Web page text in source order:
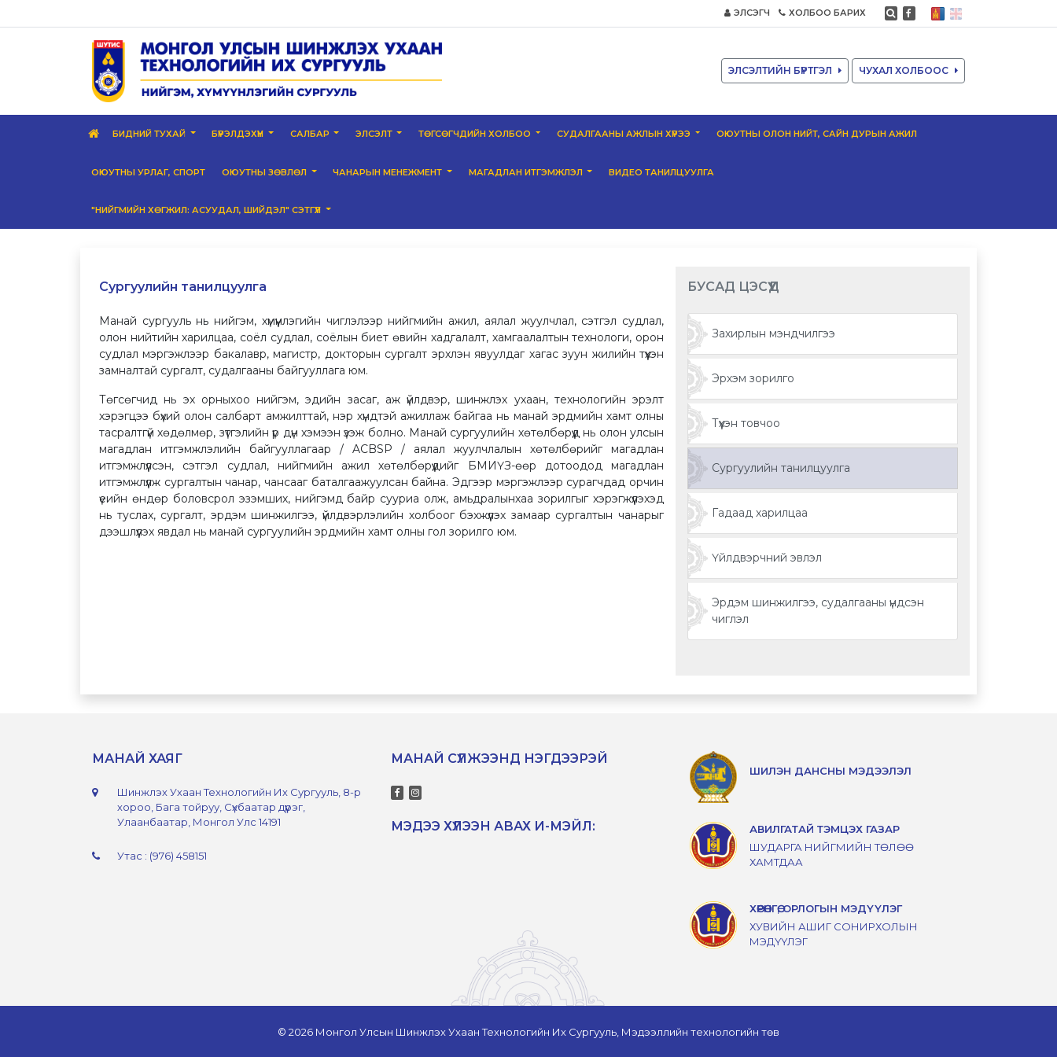
ЭЛСЭГЧ ХОЛБОО БАРИХ
ЭЛСЭЛТИЙН БҮРТГЭЛ ЧУХАЛ ХОЛБООС
БИДНИЙ ТУХАЙ БҮРЭЛДЭХҮҮН САЛБАР ЭЛСЭЛТ ТӨГСӨГЧДИЙН ХОЛБОО СУДАЛГААНЫ АЖЛЫН ХҮРЭЭ ОЮУТНЫ ОЛОН НИЙТ, САЙН ДУРЫН АЖИЛ
ОЮУТНЫ УРЛАГ, СПОРТ ОЮУТНЫ ЗӨВЛӨЛ ЧАНАРЫН МЕНЕЖМЕНТ МАГАДЛАН ИТГЭМЖЛЭЛ ВИДЕО ТАНИЛЦУУЛГА
"НИЙГМИЙН ХӨГЖИЛ: АСУУДАЛ, ШИЙДЭЛ" СЭТГҮҮЛ
Сургуулийн танилцуулга
Манай сургууль нь нийгэм, хүмүүнлэгийн чиглэлээр нийгмийн ажил, аялал жуулчлал, сэтгэл судлал,
олон нийтийн харилцаа, соёл судлал, соёлын биет өвийн хадгалалт, хамгаалалтын технологи, орон
судлал мэргэжлээр бакалавр, магистр, докторын сургалт эрхлэн явуулдаг хагас зуун жилийн түүхэн
замналтай сургалт, судалгааны байгууллага юм.
Төгсөгчид нь эх орныхоо нийгэм, эдийн засаг, аж үйлдвэр, шинжлэх ухаан, технологийн эрэлт
хэрэгцээ бүхий олон салбарт амжилттай, нэр хүндтэй ажиллаж байгаа нь манай эрдмийн хамт олны
тасралтгүй хөдөлмөр, зүтгэлийн үр дүн хэмээн үзэж болно. Манай сургуулийн хөтөлбөрүүд нь олон улсын
магадлан итгэмжлэлийн байгууллагаар / ACBSP / аялал жуулчлалын хөтөлбөрийг магадлан
итгэмжлүүлсэн, сэтгэл судлал, нийгмийн ажил хөтөлбөрүүдийг БМИҮЗ-өөр дотоодод магадлан
итгэмжлүүлж сургалтын чанар, чансааг баталгаажуулсан байна. Эдгээр мэргэжлээр сурагчдад орчин
үеийн өндөр боловсрол эзэмших, нийгэмд байр сууриа олж, амьдралынхаа зорилгыг хэрэгжүүлэхэд
нь туслах, сургалт, эрдэм шинжилгээ, үйлдвэрлэлийн холбоог бэхжүүлэх замаар сургалтын чанарыг
дээшлүүлэх явдал нь манай сургуулийн эрдмийн хамт олны гол зорилго юм.
БУСАД ЦЭСҮҮД
Захирлын мэндчилгээ
Эрхэм зорилго
Түүхэн товчоо
Сургуулийн танилцуулга
Гадаад харилцаа
Үйлдвэрчний эвлэл
Эрдэм шинжилгээ, судалгааны үндсэн
чиглэл
МАНАЙ ХАЯГ
Шинжлэх Ухаан Технологийн Их Сургууль, 8-р
хороо, Бага тойруу, Сүхбаатар дүүрэг,
Улаанбаатар, Монгол Улс 14191
Утас : (976) 458151
МАНАЙ СҮЛЖЭЭНД НЭГДЭЭРЭЙ
МЭДЭЭ ХҮЛЭЭН АВАХ И-МЭЙЛ:
ШИЛЭН ДАНСНЫ МЭДЭЭЛЭЛ
АВИЛГАТАЙ ТЭМЦЭХ ГАЗАР
ШУДАРГА НИЙГМИЙН ТӨЛӨӨ
ХАМТДАА
ХӨРӨНГӨ, ОРЛОГЫН МЭДҮҮЛЭГ
ХУВИЙН АШИГ СОНИРХОЛЫН
МЭДҮҮЛЭГ
© 2026 Монгол Улсын Шинжлэх Ухаан Технологийн Их Сургууль, Мэдээллийн технологийн төв